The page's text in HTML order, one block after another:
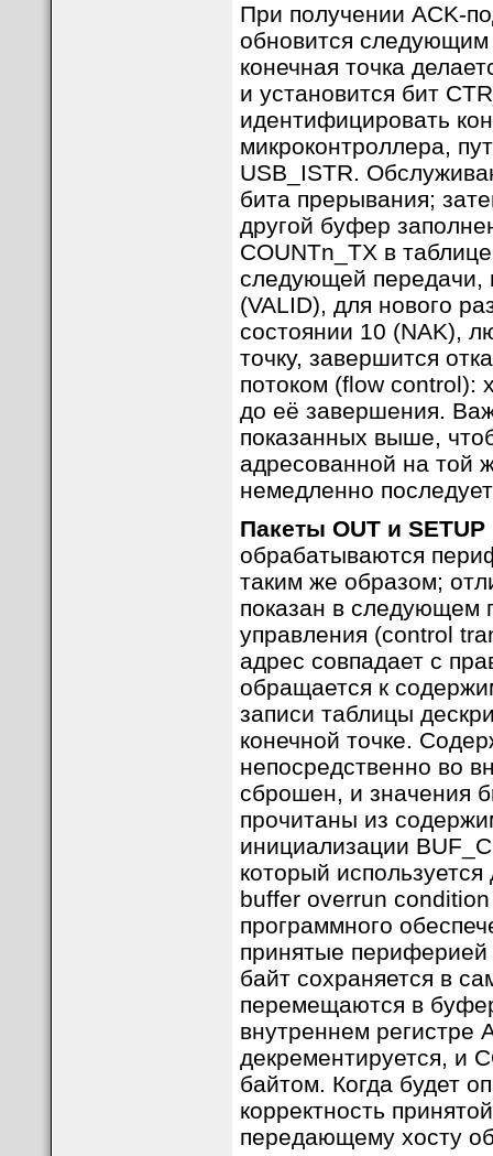
При получении ACK-
обновится следующим
конечная точка
и установится бит
идентифицировать
микроконтроллера,
USB_ISTR.
бита прерывания;
другой буфер
COUNTn_TX в
следующей передачи,
(VALID), для нового
состоянии 10 (NAK),
точку, завершится
потоком (flow control):
до её завершения.
показанных выше,
адресованной на той
немедленно
Пакеты OUT и SETUP
обрабатываются
таким же образом;
показан в следующем
управления (control
адрес совпадает с
обращается к
записи таблицы
конечной точке.
непосредственно во
сброшен, и значения
прочитаны из
инициализации
который
buffer overrun
программного
принятые
байт сохраняется в
перемещаются в
внутреннем регистре
декрементируется, и
байтом. Когда будет
корректность
передающему хосту